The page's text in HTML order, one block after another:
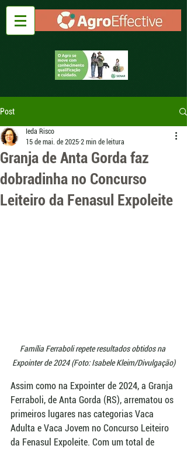
Post
Granja de Anta Gorda faz
dobradinha no Concurso
Leiteiro da Fenasul Expoleite
Ieda Risco
15 de mai. de 2025 2 min de leitura
Família Ferraboli repete resultados obtidos na
Expointer de 2024 (Foto: Isabele Kleim/Divulgação)
Assim como na Expointer de 2024, a Granja
Ferraboli, de Anta Gorda (RS), arrematou os
primeiros lugares nas categorias Vaca
Adulta e Vaca Jovem no Concurso Leiteiro
da Fenasul Expoleite. Com um total de